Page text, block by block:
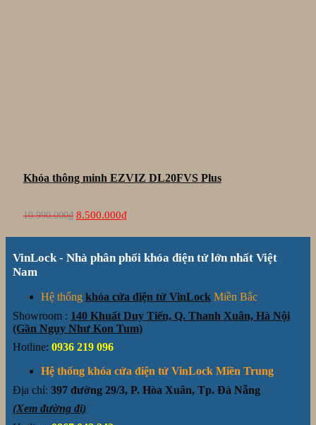
Khóa thông minh EZVIZ DL20FVS Plus
10.990.000₫
Giá
gốc
8.500.000₫Giá
hiện
8.500.000₫.
VinLock - Nhà phân phối khóa điện tử lớn nhất Việt
Nam
Hệ thống khóa cửa điện tử VinLock Miền Bắc
Showroom : 140 Khuất Duy Tiến, Q. Thanh Xuân, Hà Nội
(Gần Ngụy Như Kon Tum)
Hotline: 0936 219 096
Hệ thống khóa cửa điện tử VinLock Miền Trung
Địa chỉ: 397 đường 29/3, P. Hòa Xuân, Tp. Đà Nẵng
(Xem đường đi)